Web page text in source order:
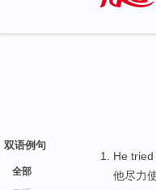
双语例句
全部
He tried
他尽力